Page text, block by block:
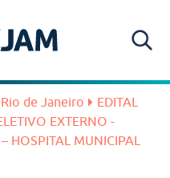
Rio de Janeiro
EDITAL
EXTERNO -
HOSPITAL MUNICIPAL